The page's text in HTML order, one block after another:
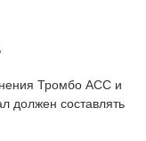
Тромбо АСС и
должен составлять